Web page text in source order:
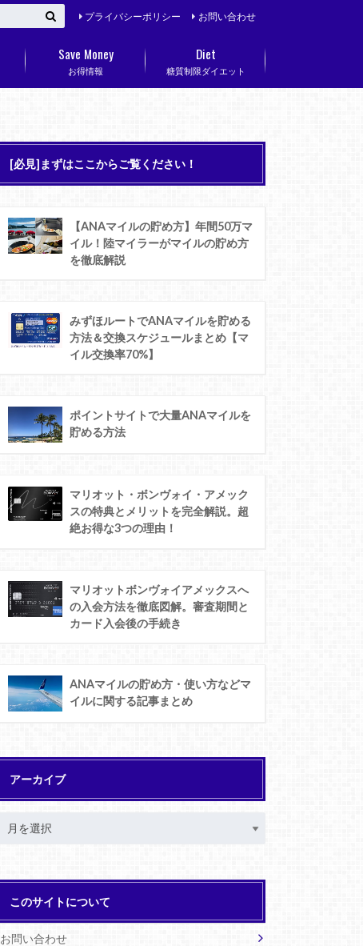
プライバシーポリシー お問い合わせ
お得情報
Save Money
糖質制限ダイエット
Diet
[必見]まずはここからご覧ください！
【ANAマイルの貯め方】年間50万マ
イル！陸マイラーがマイルの貯め方
を徹底解説
みずほルートでANAマイルを貯める
方法＆交換スケジュールまとめ【マ
イル交換率70%】
ポイントサイトで大量ANAマイルを
貯める方法
マリオット・ボンヴォイ・アメック
スの特典とメリットを完全解説。超
絶お得な3つの理由！
マリオットボンヴォイアメックスへ
の入会方法を徹底図解。審査期間と
カード入会後の手続き
ANAマイルの貯め方・使い方などマ
イルに関する記事まとめ
アーカイブ
このサイトについて
お問い合わせ